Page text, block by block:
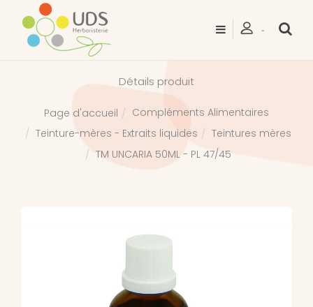
Détails produit
Page d'accueil
Compléments Alimentaires
Teinture-mères - Extraits liquides
Teintures mères
TM UNCARIA 50ML - PL 47/45